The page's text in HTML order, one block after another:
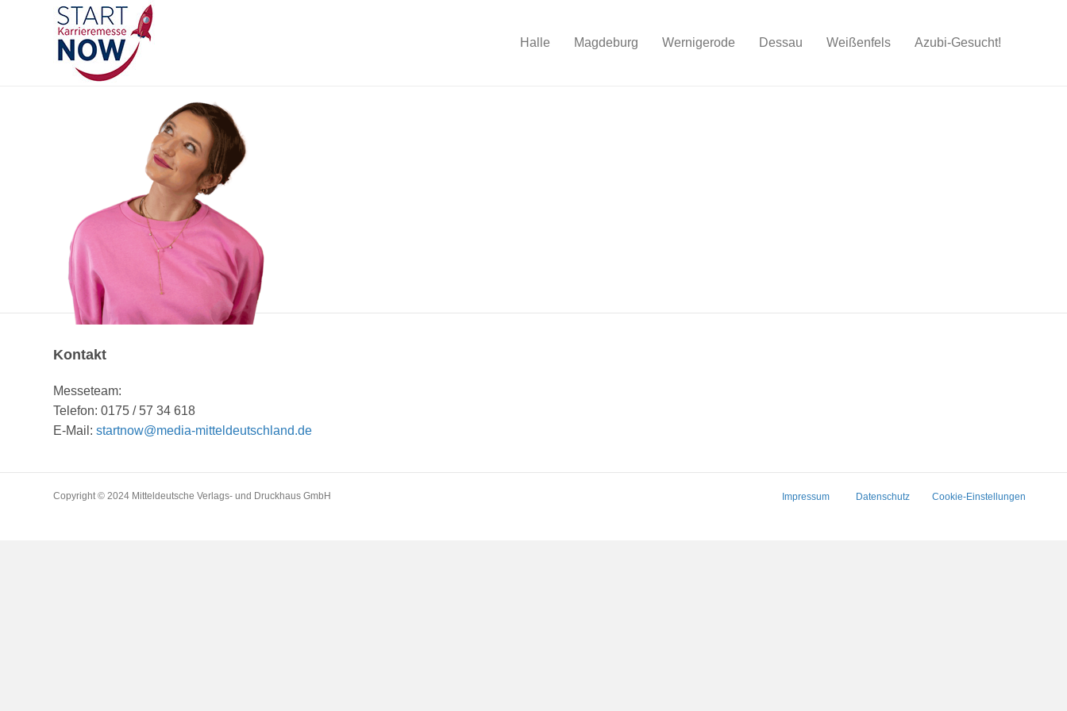
Halle Magdeburg Wernigerode Dessau Weißenfels Azubi-Gesucht!
Kontakt
Messeteam:
Telefon: 0175 / 57 34 618
E-Mail:startnow@media-mitteldeutschland.de
Copyright © 2024 Mitteldeutsche Verlags- und Druckhaus GmbH Impressum Datenschutz Cookie-Einstellungen